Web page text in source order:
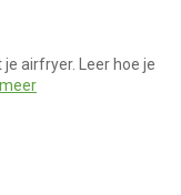
airfryer. Leer hoe je